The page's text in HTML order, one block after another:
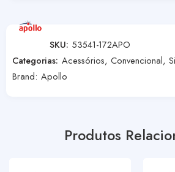
SKU: 53541-172APO
Categorias: Acessórios, Convencional,
Brand: Apollo
Produtos